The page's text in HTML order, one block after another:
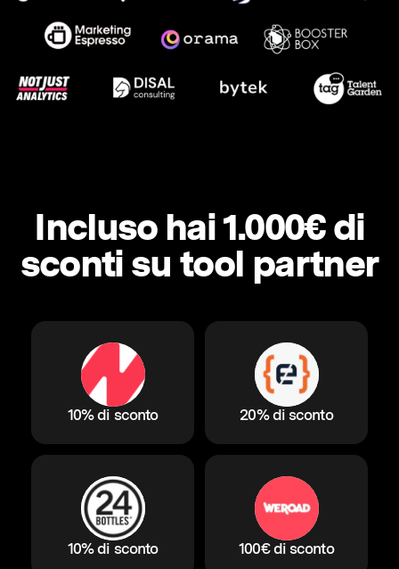
Incluso hai 1.000€ di
sconti su tool partner
10% di sconto 20% di sconto
10% di sconto 100€ di sconto